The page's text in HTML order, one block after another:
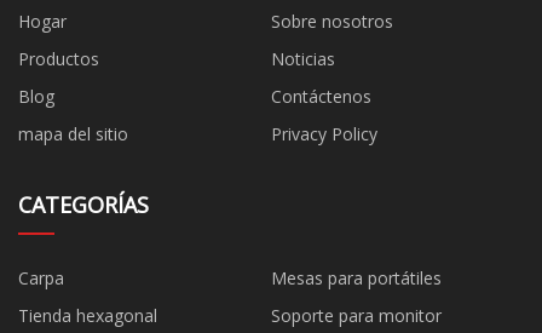
Hogar
Sobre nosotros
Productos
Noticias
Blog
Contáctenos
mapa del sitio
Privacy Policy
CATEGORÍAS
Carpa
Mesas para portátiles
Tienda hexagonal
Soporte para monitor